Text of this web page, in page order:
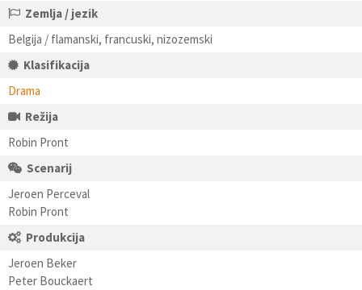
Zemlja / jezik
Belgija / flamanski, francuski, nizozemski
Klasifikacija
Drama
Režija
Robin Pront
Scenarij
Jeroen Perceval
Robin Pront
Produkcija
Jeroen Beker
Peter Bouckaert